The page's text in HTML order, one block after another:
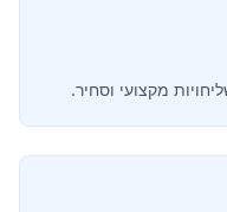
מקצועי וסחיר.